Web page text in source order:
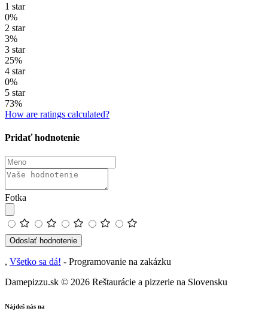
1 star
0%
2 star
3%
3 star
25%
4 star
0%
5 star
73%
How are ratings calculated?
Pridať hodnotenie
Fotka
Odoslať hodnotenie
, Všetko sa dá! - Programovanie na zakázku
Damepizzu.sk © 2026 Reštaurácie a pizzerie na Slovensku
Nájdeš nás na